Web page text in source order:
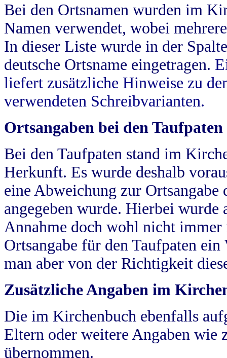
Bei den Ortsnamen wurden im
Namen verwendet, wobei
In dieser Liste wurde in der
deutsche Ortsname eingetragen.
liefert zusätzliche Hinweise zu
verwendeten Schreibvarianten.
Ortsangaben bei den Taufpaten
Bei den Taufpaten stand im
Herkunft. Es wurde deshalb
eine Abweichung zur
angegeben wurde. Hierbei wurde
Annahme doch wohl nicht
Ortsangabe für den Taufpaten
man aber von der Richtigkeit
Zusätzliche Angaben im
Die im Kirchenbuch ebenfalls
Eltern oder weitere Angaben wie
übernommen.